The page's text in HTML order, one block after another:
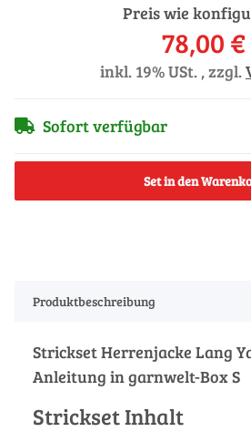
Preis wie
78,00 €
inkl. 19% USt. , zzgl.
Sofort verfügbar
Set in den
Produktbeschreibung
Strickset Herrenjacke Lang
Anleitung in garnwelt-Box S
Strickset Inhalt